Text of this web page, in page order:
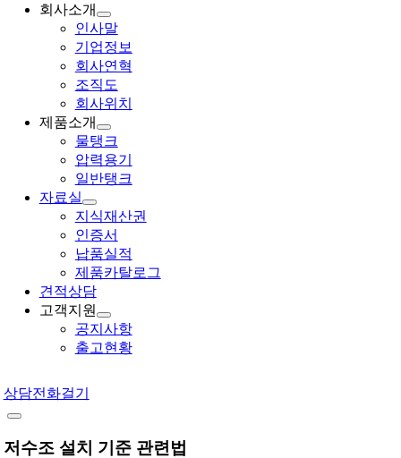
회사소개
인사말
기업정보
회사연혁
조직도
회사위치
제품소개
물탱크
압력용기
일반탱크
자료실
지식재산권
인증서
납품실적
제품카탈로그
견적상담
고객지원
공지사항
출고현황
상담전화걸기
저수조 설치 기준 관련법